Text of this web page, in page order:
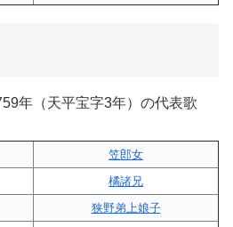
年（天平宝字3年）の代表歌
笠郎女
橘諸兄
狭野弟上娘子